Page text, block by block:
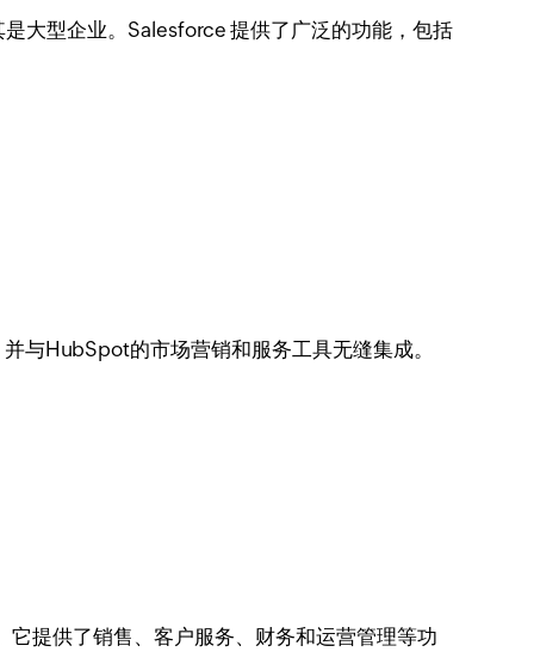
大型企业。Salesforce 提供了广泛的功能，包括
与HubSpot的市场营销和服务工具无缝集成。
提供了销售、客户服务、财务和运营管理等功